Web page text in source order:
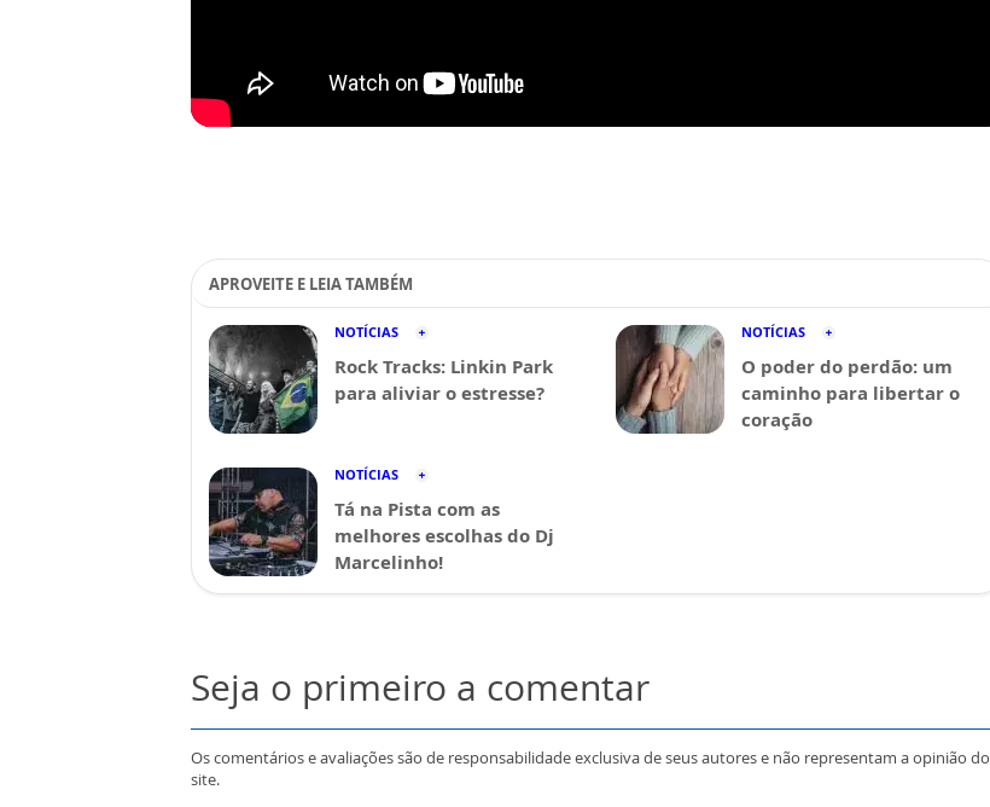
APROVEITE E LEIA TAMBÉM
NOTÍCIAS
Rock Tracks: Linkin Park
para aliviar o estresse?
NOTÍCIAS
O poder do perdão: um
caminho para libertar o
coração
NOTÍCIAS
Tá na Pista com as
melhores escolhas do Dj
Marcelinho!
Seja o primeiro a comentar
Os comentários e avaliações são de responsabilidade exclusiva de seus autores e não representam a opinião do
site.